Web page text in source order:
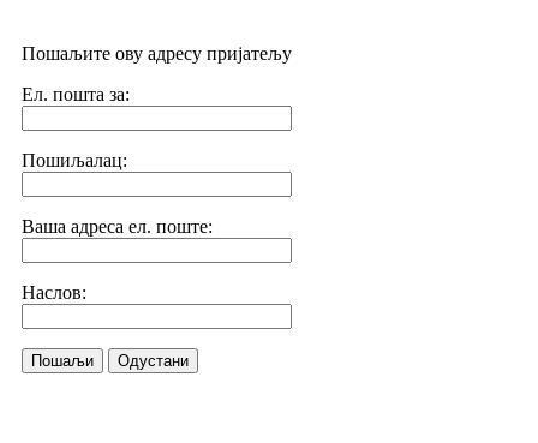
Пошаљите ову адресу пријатељу
Ел. пошта за:
Пошиљалац:
Ваша адреса ел. поште:
Наслов:
Пошаљи Одустани